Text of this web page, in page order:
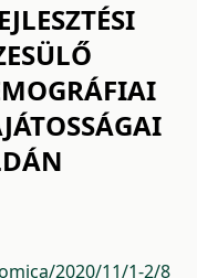
2020/11/1-2/8